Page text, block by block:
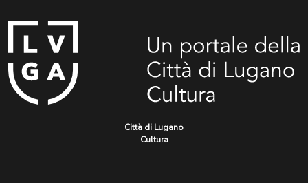
Città di Lugano
Cultura